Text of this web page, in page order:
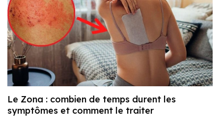
Le Zona : combien de temps durent les
symptômes et comment le traiter